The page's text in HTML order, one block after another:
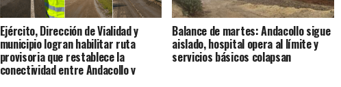
Ejército, Dirección de Vialidad y
municipio logran habilitar ruta
provisoria que restablece la
conectividad entre Andacollo y
Balance de martes: Andacollo sigue
aislado, hospital opera al límite y
servicios básicos colapsan